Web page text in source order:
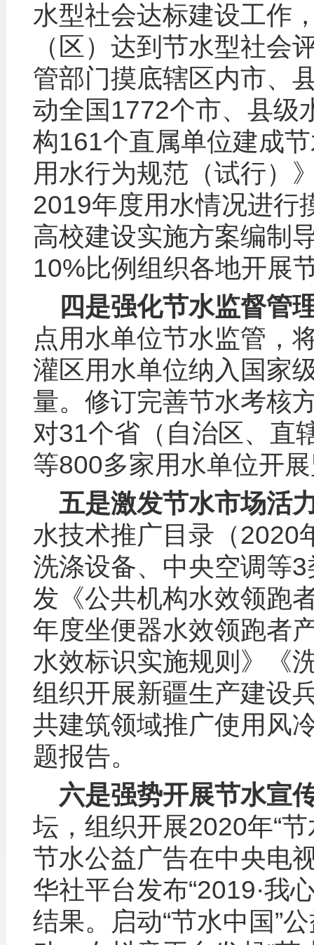
水型社会达标建设工作
（区）达到节水型社会
管部门摸底辖区内市、
动全国1772个市、县级
构161个直属单位建成
用水行为规范（试行）
2019年度用水情况进行
高校建设实施方案编制
10%比例组织各地开展
四是强化节水监督管
点用水单位节水监管，
灌区用水单位纳入国家
量。修订完善节水考核
对31个省（自治区、直
等800多家用水单位开
五是激发节水市场活
水技术推广目录（2020
洗涤设备、中央空调等
发《公共机构水效领跑
年度坐便器水效领跑者
水效标识实施规则》《
组织开展新疆生产建设
共建筑领域推广使用风
题报告。
六是强势开展节水宣
坛，组织开展2020年“
节水公益广告在中央电
华社平台发布“2019·我
结果。启动“节水中国”